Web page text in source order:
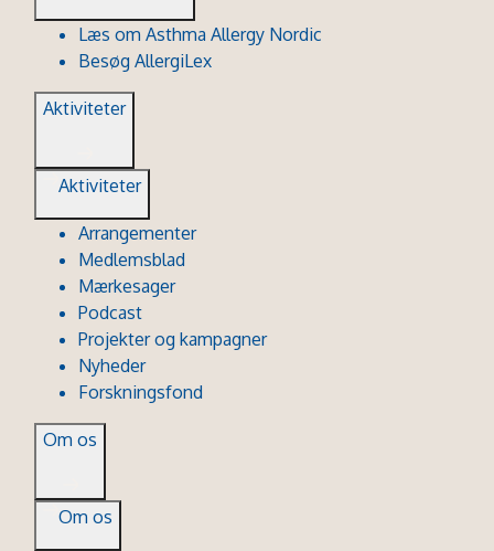
Læs om Asthma Allergy Nordic
Besøg AllergiLex
Aktiviteter
Aktiviteter
Arrangementer
Medlemsblad
Mærkesager
Podcast
Projekter og kampagner
Nyheder
Forskningsfond
Om os
Om os